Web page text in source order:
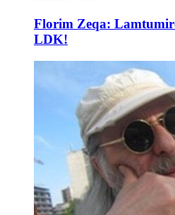
Florim Zeqa:
LDK!